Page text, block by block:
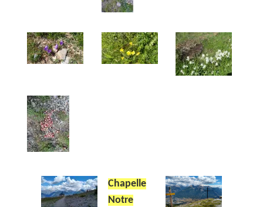
Chapelle
Notre